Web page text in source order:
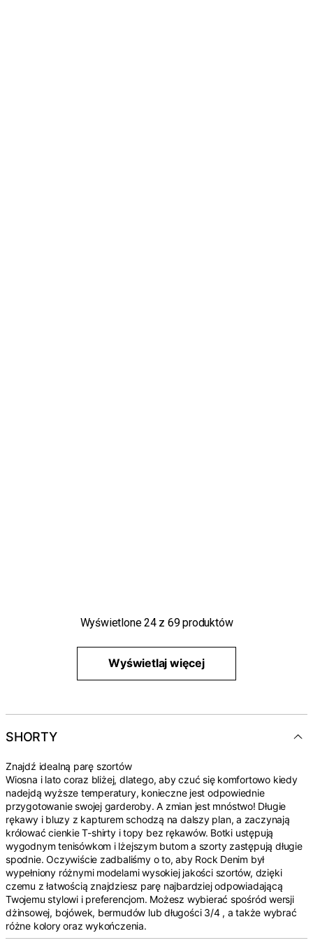
Wyświetlone24z 69produktów
Wyświetlaj więcej
SHORTY
Znajdź idealną parę szortów
Wiosna i lato coraz bliżej, dlatego, aby czuć się komfortowo kiedy
nadejdą wyższe temperatury, konieczne jest odpowiednie
przygotowanie swojej garderoby. A zmian jest mnóstwo! Długie
rękawy i bluzy z kapturem schodzą na dalszy plan, a zaczynają
królować cienkie T-shirty i topy bez rękawów. Botki ustępują
wygodnym tenisówkom i lżejszym butom a szorty zastępują długie
spodnie. Oczywiście zadbaliśmy o to, aby Rock Denim był
wypełniony różnymi modelami wysokiej jakości szortów, dzięki
czemu z łatwością znajdziesz parę najbardziej odpowiadającą
Twojemu stylowi i preferencjom. Możesz wybierać spośród wersji
dżinsowej, bojówek, bermudów lub długości 3/4 , a także wybrać
różne kolory oraz wykończenia.